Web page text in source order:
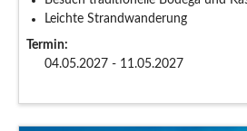
Leichte Strandwanderung
Termin:
04.05.2027 - 11.05.2027